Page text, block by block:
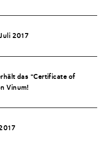
2017
das "Certificate of
Vinum!